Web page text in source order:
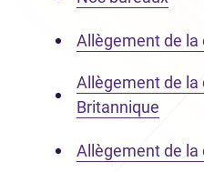
Allègement de la
Allègement de la
Britannique
Allègement de